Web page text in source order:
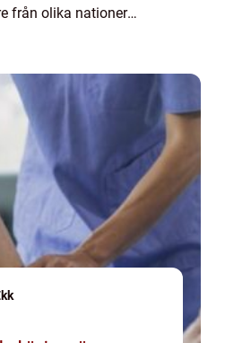
från olika nationer